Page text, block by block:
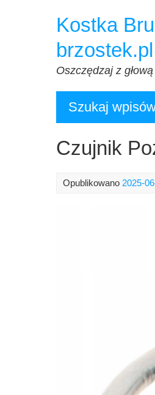
Kostka
brzostek.pl
Oszczędzaj z
Szukaj
Czujnik
Opublikowano 2025-